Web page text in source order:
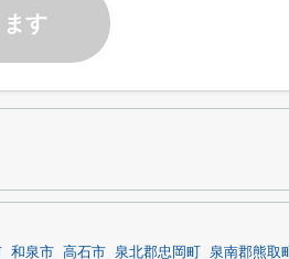
す
和泉市 高石市 泉北郡忠岡町
泉南郡熊取町